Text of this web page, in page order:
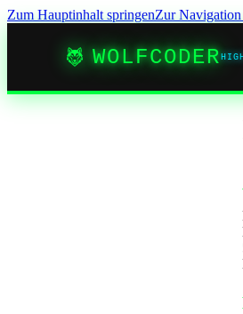
Zum Hauptinhalt springenZur Navigation
WOLFCODER